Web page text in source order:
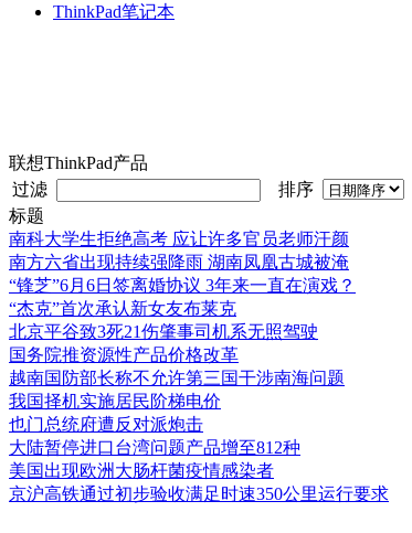
ThinkPad笔记本
联想ThinkPad产品
过滤
排序
标题
南科大学生拒绝高考 应让许多官员老师汗颜
南方六省出现持续强降雨 湖南凤凰古城被淹
“锋芝”6月6日签离婚协议 3年来一直在演戏？
“杰克”首次承认新女友布莱克
北京平谷致3死21伤肇事司机系无照驾驶
国务院推资源性产品价格改革
越南国防部长称不允许第三国干涉南海问题
我国择机实施居民阶梯电价
也门总统府遭反对派炮击
大陆暂停进口台湾问题产品增至812种
美国出现欧洲大肠杆菌疫情感染者
京沪高铁通过初步验收满足时速350公里运行要求